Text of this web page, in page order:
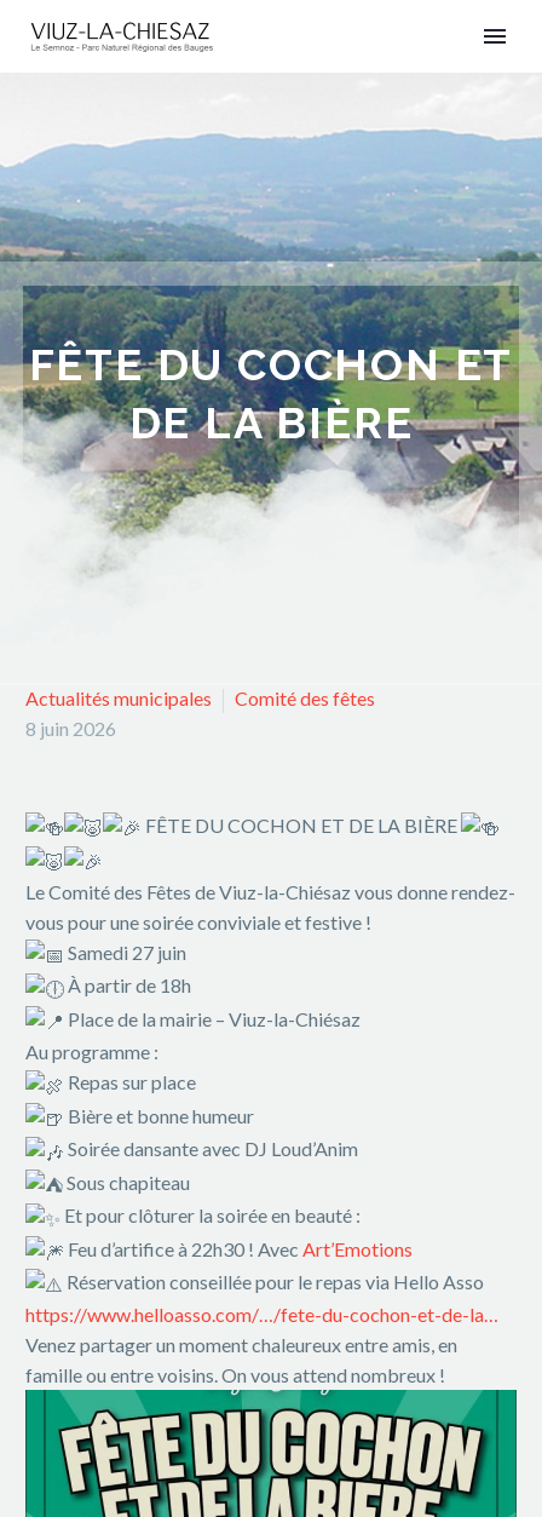
FÊTE DU COCHON ET
DE LA BIÈRE
Actualités municipales
Comité des fêtes
8 juin 2026
FÊTE DU COCHON ET DE LA BIÈRE
Le Comité des Fêtes de Viuz-la-Chiésaz vous donne rendez-
vous pour une soirée conviviale et festive !
Samedi 27 juin
À partir de 18h
Place de la mairie – Viuz-la-Chiésaz
Au programme :
Repas sur place
Bière et bonne humeur
Soirée dansante avec DJ Loud’Anim
Sous chapiteau
Et pour clôturer la soirée en beauté :
Feu d’artifice à 22h30 ! Avec Art’Emotions
Réservation conseillée pour le repas via Hello Asso
https://www.helloasso.com/…/fete-du-cochon-et-de-la…
Venez partager un moment chaleureux entre amis, en
famille ou entre voisins. On vous attend nombreux !